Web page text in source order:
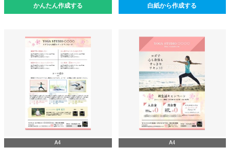
かんたん作成する 白紙から作成する
A4 A4